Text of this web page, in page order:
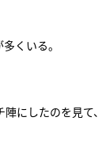
くいる。
にしたのを見て、